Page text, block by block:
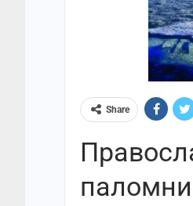
Share